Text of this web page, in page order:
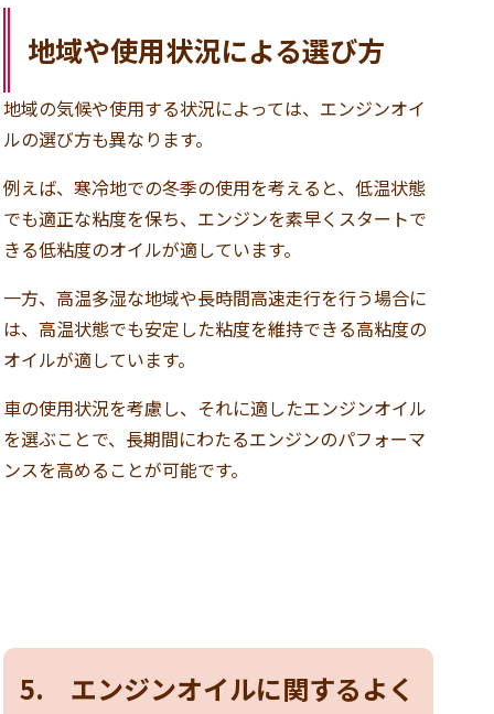
地域や使用状況による選び方
地域の気候や使用する状況によっては、エンジンオイ
ルの選び方も異なります。
例えば、寒冷地での冬季の使用を考えると、低温状態
でも適正な粘度を保ち、エンジンを素早くスタートで
きる低粘度のオイルが適しています。
一方、高温多湿な地域や長時間高速走行を行う場合に
は、高温状態でも安定した粘度を維持できる高粘度の
オイルが適しています。
車の使用状況を考慮し、それに適したエンジンオイル
を選ぶことで、長期間にわたるエンジンのパフォーマ
ンスを高めることが可能です。
5. エンジンオイルに関するよく